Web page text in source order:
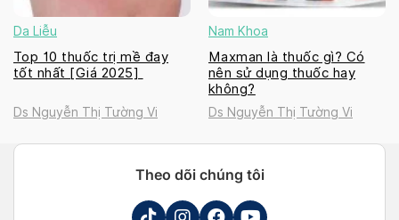
Da Liễu
Top 10 thuốc trị mề đay
tốt nhất [Giá 2025]
Ds Nguyễn Thị Tường Vi
Nam Khoa
Maxman là thuốc gì? Có
nên sử dụng thuốc hay
không?
Ds Nguyễn Thị Tường Vi
Theo dõi chúng tôi